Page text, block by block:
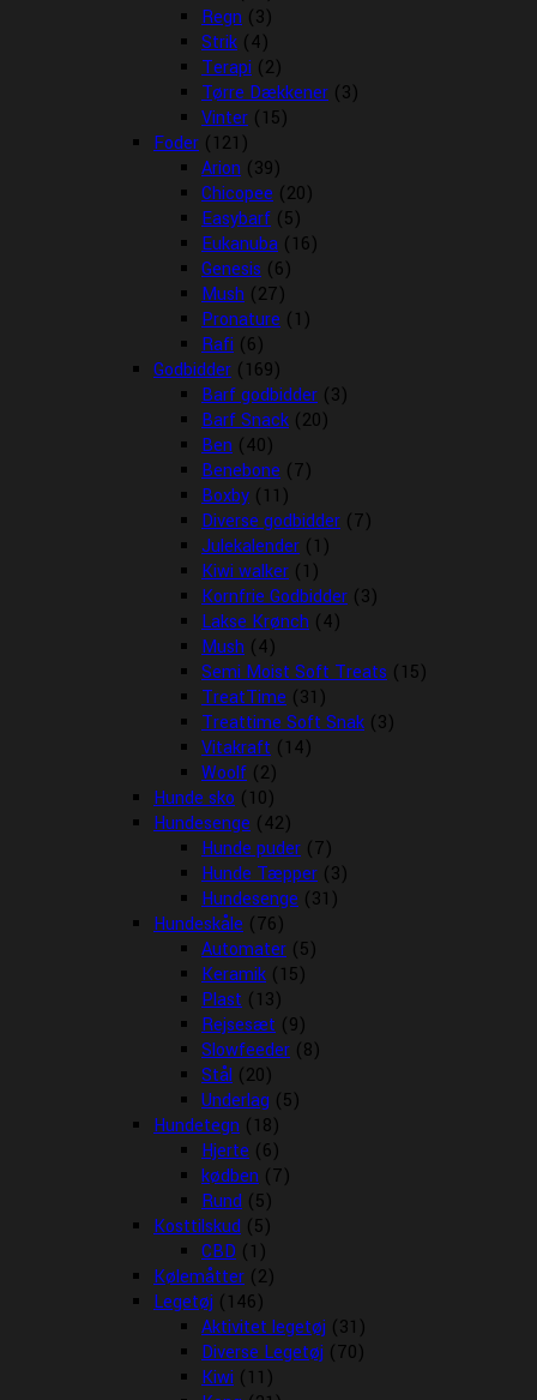
Regn (3)
Strik (4)
Terapi (2)
Tørre Dækkener (3)
Vinter (15)
Foder (121)
Arion (39)
Chicopee (20)
Easybarf (5)
Eukanuba (16)
Genesis (6)
Mush (27)
Pronature (1)
Rafi (6)
Godbidder (169)
Barf godbidder (3)
Barf Snack (20)
Ben (40)
Benebone (7)
Boxby (11)
Diverse godbidder (7)
Julekalender (1)
Kiwi walker (1)
Kornfrie Godbidder (3)
Lakse Krønch (4)
Mush (4)
Semi Moist Soft Treats (15)
TreatTime (31)
Treattime Soft Snak (3)
Vitakraft (14)
Woolf (2)
Hunde sko (10)
Hundesenge (42)
Hunde puder (7)
Hunde Tæpper (3)
Hundesenge (31)
Hundeskåle (76)
Automater (5)
Keramik (15)
Plast (13)
Rejsesæt (9)
Slowfeeder (8)
Stål (20)
Underlag (5)
Hundetegn (18)
Hjerte (6)
kødben (7)
Rund (5)
Kosttilskud (5)
CBD (1)
Kølemåtter (2)
Legetøj (146)
Aktivitet legetøj (31)
Diverse Legetøj (70)
Kiwi (11)